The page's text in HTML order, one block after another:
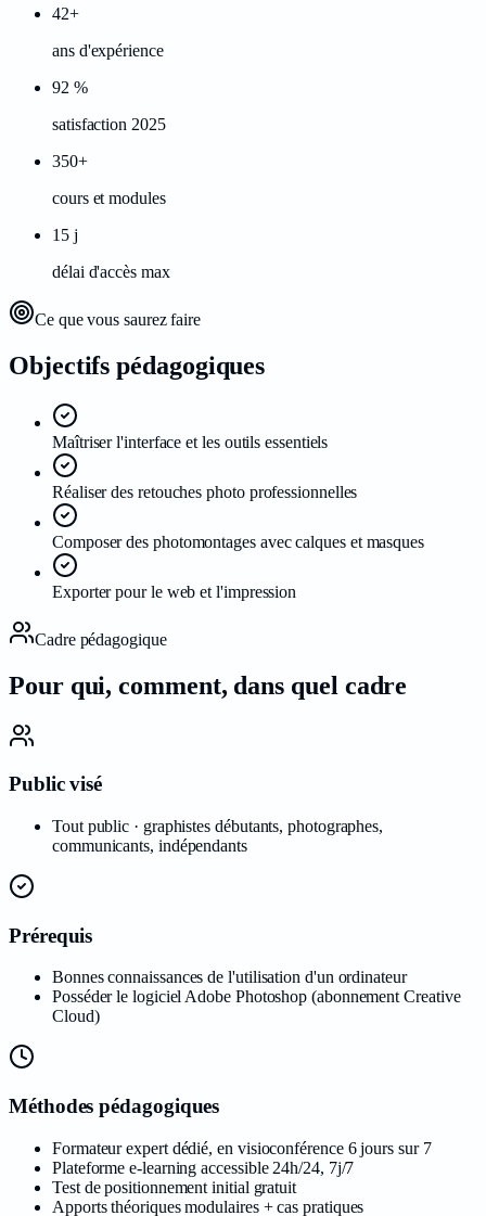
42+
ans d'expérience
92 %
satisfaction 2025
350+
cours et modules
15 j
délai d'accès max
Ce que vous saurez faire
Objectifs pédagogiques
Maîtriser l'interface et les outils essentiels
Réaliser des retouches photo professionnelles
Composer des photomontages avec calques et masques
Exporter pour le web et l'impression
Cadre pédagogique
Pour qui, comment, dans quel cadre
Public visé
Tout public · graphistes débutants, photographes,
communicants, indépendants
Prérequis
Bonnes connaissances de l'utilisation d'un ordinateur
Posséder le logiciel Adobe Photoshop (abonnement Creative
Cloud)
Méthodes pédagogiques
Formateur expert dédié, en visioconférence 6 jours sur 7
Plateforme e-learning accessible 24h/24, 7j/7
Test de positionnement initial gratuit
Apports théoriques modulaires + cas pratiques